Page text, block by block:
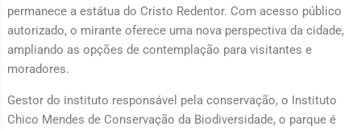
permanece a estátua do Cristo Redentor. Com acesso público
autorizado, o mirante oferece uma nova perspectiva da cidade,
ampliando as opções de contemplação para visitantes e
moradores.
Gestor do instituto responsável pela conservação, o Instituto
Chico Mendes de Conservação da Biodiversidade, o parque é